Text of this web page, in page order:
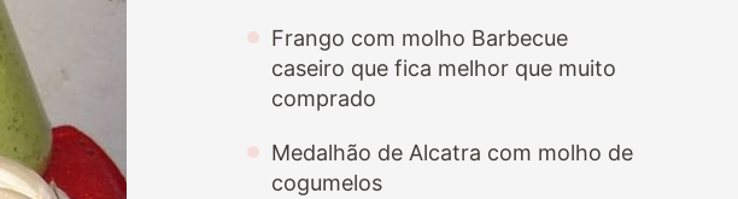
Frango com molho Barbecue
caseiro que fica melhor que muito
comprado
Medalhão de Alcatra com molho de
cogumelos